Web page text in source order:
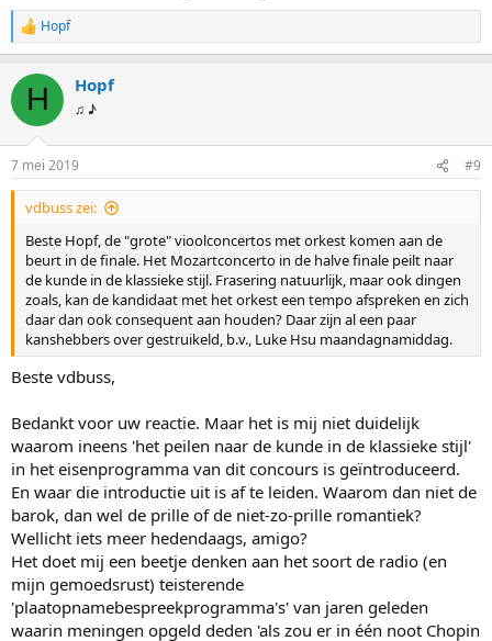
W
a
r
e
n
g
e
Hopf
H Hopf
♫ ♪
7 mei 2019 #9
vdbuss zei:
Beste Hopf, de "grote" vioolconcertos met orkest komen aan de
beurt in de finale. Het Mozartconcerto in de halve finale peilt naar
de kunde in de klassieke stijl. Frasering natuurlijk, maar ook dingen
zoals, kan de kandidaat met het orkest een tempo afspreken en zich
daar dan ook consequent aan houden? Daar zijn al een paar
kanshebbers over gestruikeld, b.v., Luke Hsu maandagnamiddag.
Beste vdbuss,
Bedankt voor uw reactie. Maar het is mij niet duidelijk
waarom ineens 'het peilen naar de kunde in de klassieke stijl'
in het eisenprogramma van dit concours is geïntroduceerd.
En waar die introductie uit is af te leiden. Waarom dan niet de
barok, dan wel de prille of de niet-zo-prille romantiek?
Wellicht iets meer hedendaags, amigo?
Het doet mij een beetje denken aan het soort de radio (en
mijn gemoedsrust) teisterende
'plaatopnamebespreekprogramma's' van jaren geleden
waarin meningen opgeld deden 'als zou er in één noot Chopin